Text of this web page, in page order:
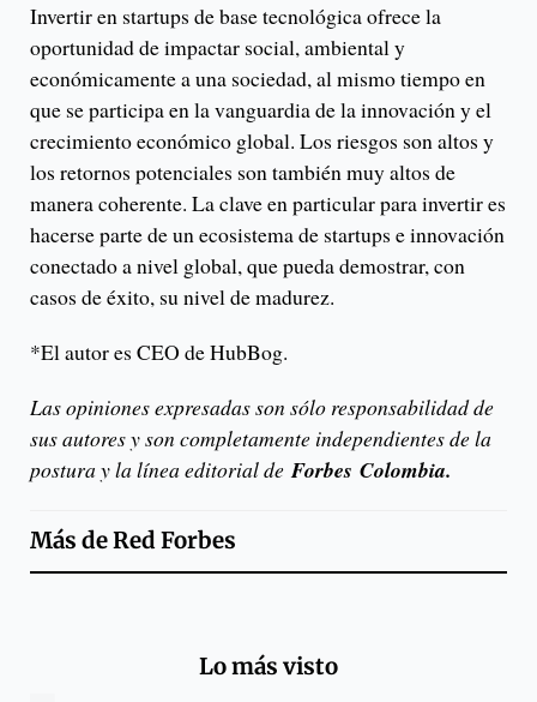
Invertir en startups de base tecnológica ofrece la
oportunidad de impactar social, ambiental y
económicamente a una sociedad, al mismo tiempo en
que se participa en la vanguardia de la innovación y el
crecimiento económico global. Los riesgos son altos y
los retornos potenciales son también muy altos de
manera coherente. La clave en particular para invertir es
hacerse parte de un ecosistema de startups e innovación
conectado a nivel global, que pueda demostrar, con
casos de éxito, su nivel de madurez.
*El autor es CEO de HubBog.
Las opiniones expresadas son sólo responsabilidad de
sus autores y son completamente independientes de la
postura y la línea editorial deForbes Colombia.
Más deRed Forbes
Lo más visto